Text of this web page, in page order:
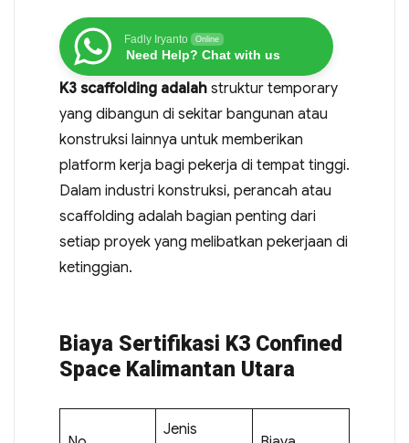
Fadly Iryanto Online
Need Help? Chat with us
K3 scaffolding adalahstruktur temporary
yang dibangun di sekitar bangunan atau
konstruksi lainnya untuk memberikan
platform kerja bagi pekerja di tempat tinggi.
Dalam industri konstruksi, perancah atau
scaffolding adalah bagian penting dari
setiap proyek yang melibatkan pekerjaan di
ketinggian.
Biaya Sertifikasi K3 Confined
Space Kalimantan Utara
Jenis